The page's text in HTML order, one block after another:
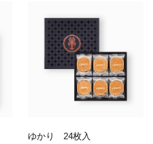
ゆかり 24枚入